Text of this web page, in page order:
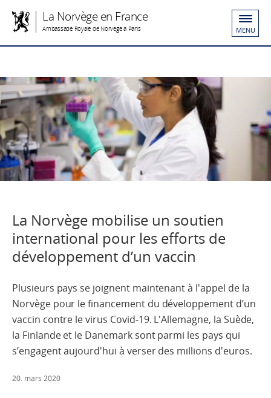
La Norvège en France
Ambassade Royale de Norvège à Paris MENU
La Norvège mobilise un soutien
international pour les efforts de
développement d’un vaccin
Plusieurs pays se joignent maintenant à l'appel de la
Norvège pour le financement du développement d’un
vaccin contre le virus Covid-19. L'Allemagne, la Suède,
la Finlande et le Danemark sont parmi les pays qui
s’engagent aujourd'hui à verser des millions d'euros.
20. mars 2020